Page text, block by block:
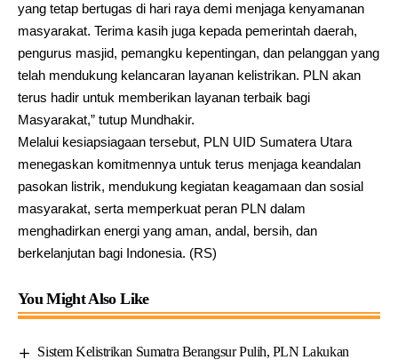
yang tetap bertugas di hari raya demi menjaga kenyamanan
masyarakat. Terima kasih juga kepada pemerintah daerah,
pengurus masjid, pemangku kepentingan, dan pelanggan yang
telah mendukung kelancaran layanan kelistrikan. PLN akan
terus hadir untuk memberikan layanan terbaik bagi
Masyarakat,” tutup Mundhakir.
Melalui kesiapsiagaan tersebut, PLN UID Sumatera Utara
menegaskan komitmennya untuk terus menjaga keandalan
pasokan listrik, mendukung kegiatan keagamaan dan sosial
masyarakat, serta memperkuat peran PLN dalam
menghadirkan energi yang aman, andal, bersih, dan
berkelanjutan bagi Indonesia. (RS)
You Might Also Like
Sistem Kelistrikan Sumatra Berangsur Pulih, PLN Lakukan